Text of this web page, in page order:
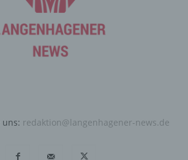
uns: redaktion@langenhagener-news.de
gelangt (sogenannte Referrer), (4)
Internetseite angesteuert werden,
die Uhrzeit eines Zugriffs auf die
eine Internet-Protokoll-Adresse (IP-